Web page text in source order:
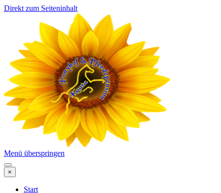
Direkt zum Seiteninhalt
Menü überspringen
×
Start